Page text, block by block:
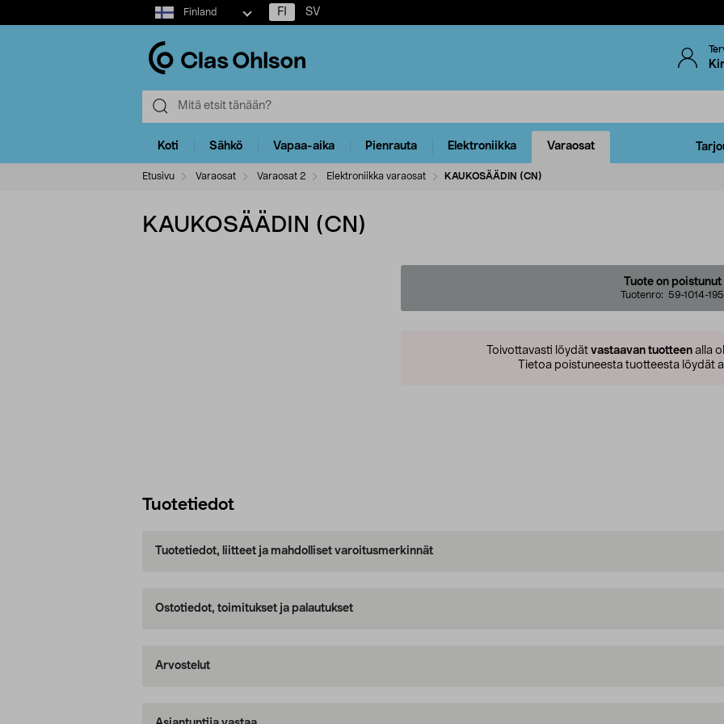
Select
market
Finland FI SV
Koti Sähkö Vapaa-aika Pienrauta Elektroniikka Varaosat
Etusivu Varaosat Varaosat 2 Elektroniikka varaosat KAUKOSÄÄDIN (CN)
KAUKOSÄÄDIN (CN)
Tuote on poistunut
Tuotenro: 59-1014-195
Toivottavasti löydät vastaavan tuotteen alla
Tietoa poistuneesta tuotteesta löydät
Tuotetiedot
Tuotetiedot, liitteet ja mahdolliset varoitusmerkinnät
Ostotiedot, toimitukset ja palautukset
Arvostelut